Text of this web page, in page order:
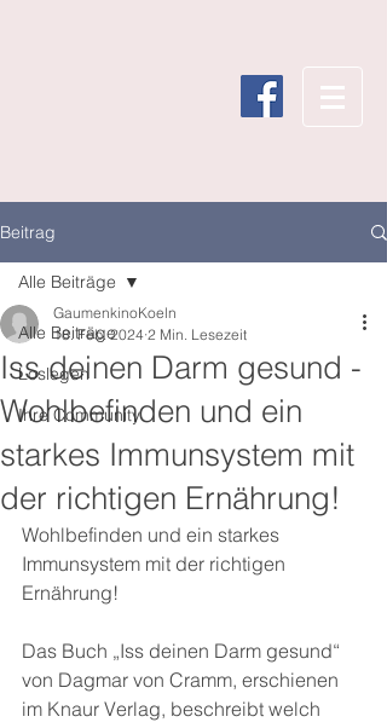
Beitrag
Alle Beiträge
Loslegen
Ihre Community
Alle Beiträge
Iss deinen Darm gesund -
Wohlbefinden und ein
starkes Immunsystem mit
der richtigen Ernährung!
GaumenkinoKoeln
18. Feb. 2024 2 Min. Lesezeit
Wohlbefinden und ein starkes
Immunsystem mit der richtigen
Ernährung!
Das Buch „Iss deinen Darm gesund“
von Dagmar von Cramm, erschienen
im Knaur Verlag, beschreibt welch